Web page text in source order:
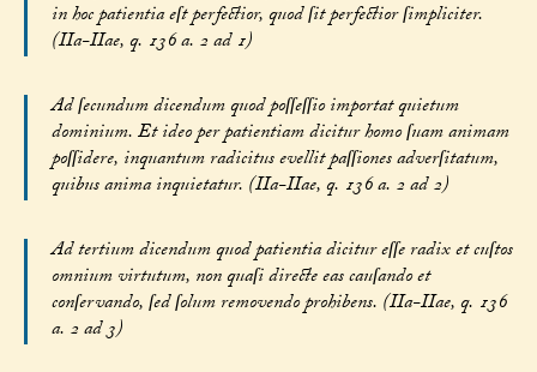
in hoc patientia eſt perfectior, quod ſit perfectior ſimpliciter.
(IIa-IIae, q. 136 a. 2 ad 1)
Ad ſecundum dicendum quod poſſeſſio importat quietum
dominium. Et ideo per patientiam dicitur homo ſuam animam
poſſidere, inquantum radicitus evellit paſſiones adverſitatum,
quibus anima inquietatur. (IIa-IIae, q. 136 a. 2 ad 2)
Ad tertium dicendum quod patientia dicitur eſſe radix et cuſtos
omnium virtutum, non quaſi directe eas cauſando et
conſervando, ſed ſolum removendo prohibens. (IIa-IIae, q. 136
a. 2 ad 3)